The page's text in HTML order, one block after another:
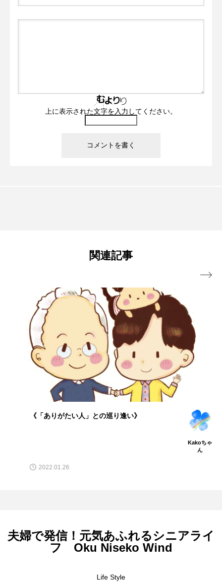
上に表示された文字を入力してください。
関連記事
《「ありがたい人」との巡り逢い》
Kakoちゃ
ん
2022.01.26

夫婦で発信！元気あふれるシニアライ
フ Oku Niseko Wind
Life Style